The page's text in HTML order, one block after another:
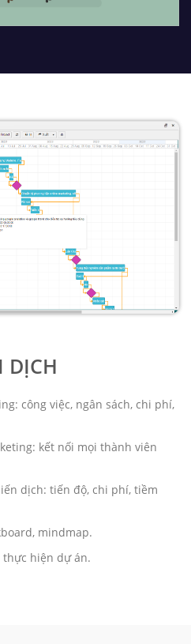
DỊCH
công việc, ngân sách, chi phí,
kết nối mọi thành viên
dịch: tiến độ, chi phí, tiềm
mindmap.
hiện dự án.